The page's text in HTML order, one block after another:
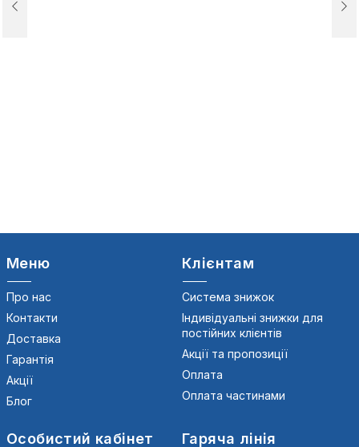
Меню
Про нас
Контакти
Доставка
Гарантія
Акції
Блог
Клієнтам
Система знижок
Індивідуальні знижки для
постійних клієнтів
Акції та пропозиції
Оплата
Оплата частинами
Особистий кабінет Гаряча лінія